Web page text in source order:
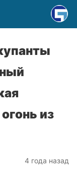
из
4 года назад